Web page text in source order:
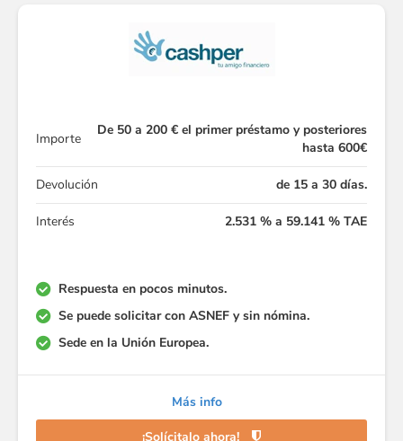
Importe
De 50 a 200 € el primer préstamo y posteriores
hasta 600€
Devolución de 15 a 30 días.
Interés 2.531 % a 59.141 % TAE
Respuesta en pocos minutos.
Se puede solicitar con ASNEF y sin nómina.
Sede en la Unión Europea.
Más info
¡Solícitalo ahora!